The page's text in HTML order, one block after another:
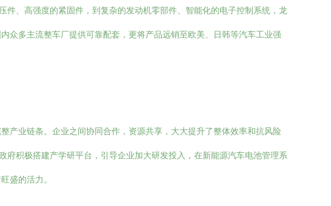
、高强度的紧固件，到复杂的发动机零部件、智能化的电子控制系统，龙
众多主流整车厂提供可靠配套，更将产品远销至欧美、日韩等汽车工业强
产业链条。企业之间协同合作，资源共享，大大提升了整体效率和抗风险
积极搭建产学研平台，引导企业加大研发投入，在新能源汽车电池管理系
盛的活力。